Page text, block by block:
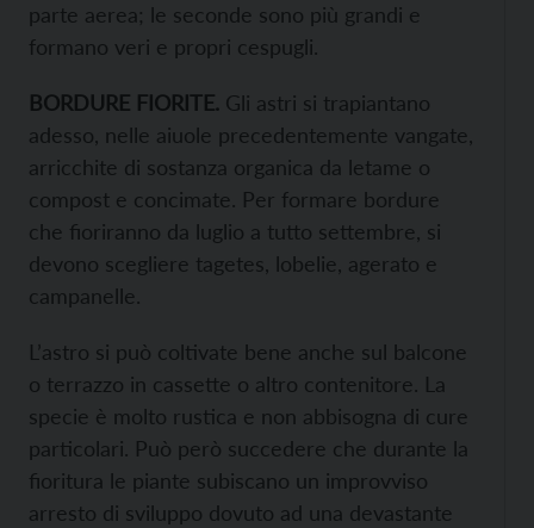
parte aerea; le seconde sono più grandi e
formano veri e propri cespugli.
BORDURE FIORITE. Gli astri si trapiantano
adesso, nelle aiuole precedentemente vangate,
arricchite di sostanza organica da letame o
compost e concimate. Per formare bordure
che fioriranno da luglio a tutto settembre, si
devono scegliere tagetes, lobelie, agerato e
campanelle.
L’astro si può coltivate bene anche sul balcone
o terrazzo in cassette o altro contenitore. La
specie è molto rustica e non abbisogna di cure
particolari. Può però succedere che durante la
fioritura le piante subiscano un improvviso
arresto di sviluppo dovuto ad una devastante